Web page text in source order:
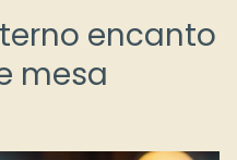
encanto
mesa